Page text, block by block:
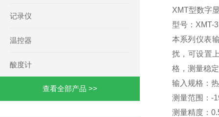
记录仪
温控器
酸度计
查看全部产品 >>
XMT型数字
型号：XMT-3
本系列仪表
扰，可设置
格，测量稳
输入规格：
测量范围：-
测量精度：